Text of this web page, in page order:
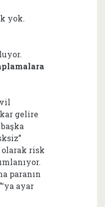
yok.
gelire
olarak risk
paranın
ayar